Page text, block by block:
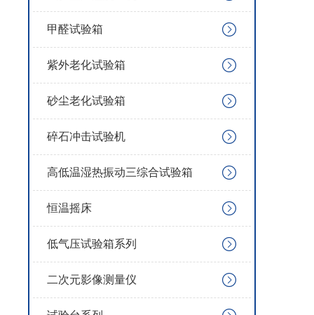
甲醛试验箱
紫外老化试验箱
砂尘老化试验箱
碎石冲击试验机
高低温湿热振动三综合试验箱
恒温摇床
低气压试验箱系列
二次元影像测量仪